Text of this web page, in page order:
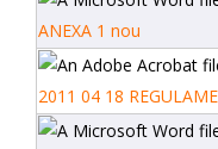
ANEXA 1 nou
2011 04 18